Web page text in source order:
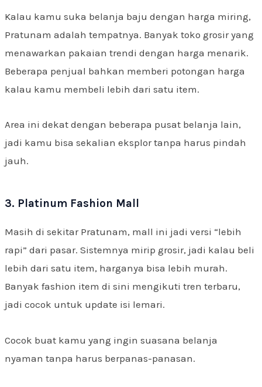
Kalau kamu suka belanja baju dengan harga miring,
Pratunam adalah tempatnya. Banyak toko grosir yang
menawarkan pakaian trendi dengan harga menarik.
Beberapa penjual bahkan memberi potongan harga
kalau kamu membeli lebih dari satu item.
Area ini dekat dengan beberapa pusat belanja lain,
jadi kamu bisa sekalian eksplor tanpa harus pindah
jauh.
3. Platinum Fashion Mall
Masih di sekitar Pratunam, mall ini jadi versi “lebih
rapi” dari pasar. Sistemnya mirip grosir, jadi kalau beli
lebih dari satu item, harganya bisa lebih murah.
Banyak fashion item di sini mengikuti tren terbaru,
jadi cocok untuk update isi lemari.
Cocok buat kamu yang ingin suasana belanja
nyaman tanpa harus berpanas-panasan.